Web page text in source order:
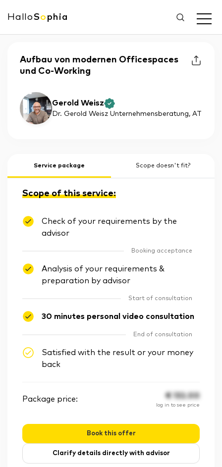
HalloSo phia
Aufbau von modernen Officespaces
und Co-Working
Gerold Weisz
Dr. Gerold Weisz Unternehmensberatung, AT
Service package Scope doesn't fit?
Scope of this service:
Check of your requirements by the
advisor
Booking acceptance
Analysis of your requirements &
preparation by advisor
Start of consultation
30 minutes personal video consultation
End of consultation
Satisfied with the result or your money
back
Package price: € 132.00
log in to see price
Book this offer
Clarify details directly with advisor